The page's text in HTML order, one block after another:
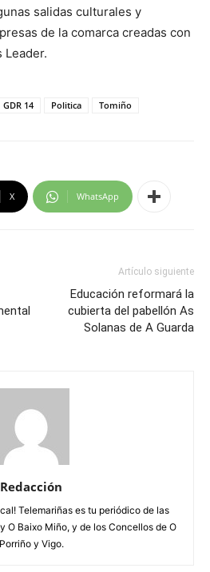
salidas culturales y
de la comarca creadas con
Leader.
GDR 14 Politica Tomiño
X WhatsApp
Artículo siguiente
Educación reformará la
cubierta del pabellón As
Solanas de A Guarda
Redacción
Telemariñas es tu periódico de las
O Baixo Miño, y de los Concellos de O
Porriño y Vigo.